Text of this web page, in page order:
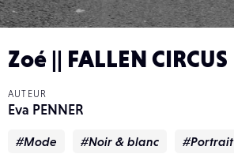
Zoé || FALLEN CIRCUS
AUTEUR
Eva PENNER
#Mode #Noir & blanc #Portrait